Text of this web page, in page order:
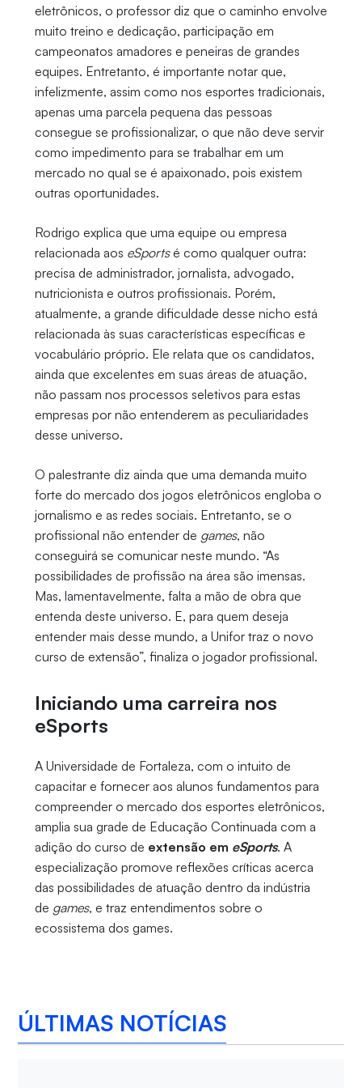
eletrônicos, o professor diz que o caminho envolve
muito treino e dedicação, participação em
campeonatos amadores e peneiras de grandes
equipes. Entretanto, é importante notar que,
infelizmente, assim como nos esportes tradicionais,
apenas uma parcela pequena das pessoas
consegue se profissionalizar, o que não deve servir
como impedimento para se trabalhar em um
mercado no qual se é apaixonado, pois existem
outras oportunidades.
Rodrigo explica que uma equipe ou empresa
relacionada aos eSportsé como qualquer outra:
precisa de administrador, jornalista, advogado,
nutricionista e outros profissionais. Porém,
atualmente, a grande dificuldade desse nicho está
relacionada às suas características específicas e
vocabulário próprio. Ele relata que os candidatos,
ainda que excelentes em suas áreas de atuação,
não passam nos processos seletivos para estas
empresas por não entenderem as peculiaridades
desse universo.
O palestrante diz ainda que uma demanda muito
forte do mercado dos jogos eletrônicos engloba o
jornalismo e as redes sociais. Entretanto, se o
profissional não entender de games, não
conseguirá se comunicar neste mundo. “As
possibilidades de profissão na área são imensas.
Mas, lamentavelmente, falta a mão de obra que
entenda deste universo. E, para quem deseja
entender mais desse mundo, a Unifor traz o novo
curso de extensão”, finaliza o jogador profissional.
Iniciando uma carreira nos
eSports
A Universidade de Fortaleza, com o intuito de
capacitar e fornecer aos alunos fundamentos para
compreender o mercado dos esportes eletrônicos,
amplia sua grade de Educação Continuada com a
adição do curso de extensão em eSports. A
especialização promove reflexões críticas acerca
das possibilidades de atuação dentro da indústria
de games, e traz entendimentos sobre o
ecossistema dos games.
ÚLTIMAS NOTÍCIAS